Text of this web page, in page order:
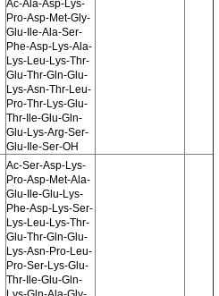
Ac-Ala-Asp-Lys-
Pro-Asp-Met-Gly-
Glu-Ile-Ala-Ser-
Phe-Asp-Lys-Ala-
Lys-Leu-Lys-Thr-
Glu-Thr-Gln-Glu-
Lys-Asn-Thr-Leu-
Pro-Thr-Lys-Glu-
Thr-Ile-Glu-Gln-
Glu-Lys-Arg-Ser-
Glu-Ile-Ser-OH
Ac-Ser-Asp-Lys-
Pro-Asp-Met-Ala-
Glu-Ile-Glu-Lys-
Phe-Asp-Lys-Ser-
Lys-Leu-Lys-Thr-
Glu-Thr-Gln-Glu-
Lys-Asn-Pro-Leu-
Pro-Ser-Lys-Glu-
Thr-Ile-Glu-Gln-